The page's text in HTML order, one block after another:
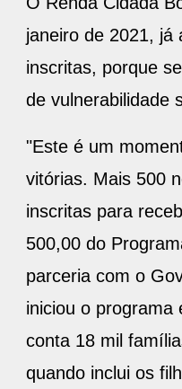
janeiro de 2021, já
inscritas, porque
de vulnerabilidade
"Este é um
vitórias. Mais 500
inscritas para
500,00 do
parceria com o
iniciou o programa
conta 18 mil
quando inclui os